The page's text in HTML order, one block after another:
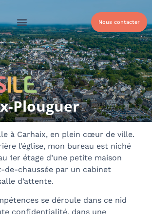
Nous contacter
Plouguer
à Carhaix, en plein cœur de ville.
l’église, mon bureau est niché
1er étage d’une petite maison
de-chaussée par un cabinet
d’attente.
se déroule dans ce nid
confidentialité, dans une